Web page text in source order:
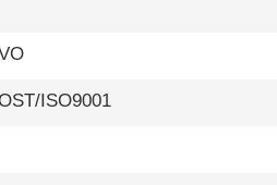
ISO9001